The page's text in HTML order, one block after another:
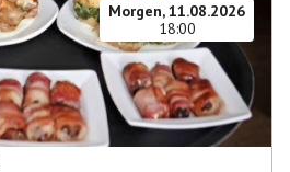
Morgen, 11.08.2026
18:00